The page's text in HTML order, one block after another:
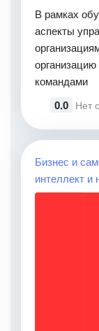
В рамках
аспекты
командами
0.0
Нет
Бизнес и
интеллект и